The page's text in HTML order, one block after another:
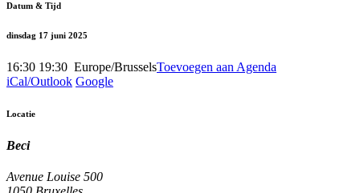
Datum & Tijd
dinsdag 17 juni 2025
16:30 19:30 Europe/BrusselsToevoegen aan Agenda
iCal/Outlook Google
Locatie
Beci
Avenue Louise 500